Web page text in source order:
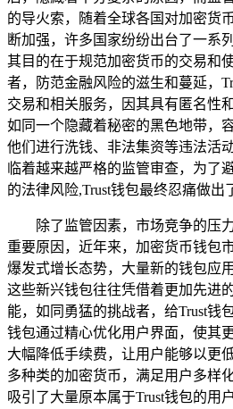
的导火索，随着全球各国对加密货
断加强，许多国家纷纷出台了一系
其目的在于规范加密货币的交易和
者，防范金融风险的滋生和蔓延，
交易和相关服务，因其具有匿名性
如同一个隐藏着秘密的黑色地带，
他们进行洗钱、非法集资等违法活
临着越来越严格的监管审查，为了
的法律风险,Trust钱包最终忍痛做出
除了监管因素，市场竞争的压
重要原因，近年来，加密货币钱包
爆发式增长态势，大量新的钱包应
这些新兴钱包往往凭借着更加先进
能，如同勇猛的挑战者，给Trust钱
钱包通过精心优化用户界面，使其
大幅降低手续费，让用户能够以更
多种类的加密货币，满足用户多样
吸引了大量原本属于Trust钱包的用